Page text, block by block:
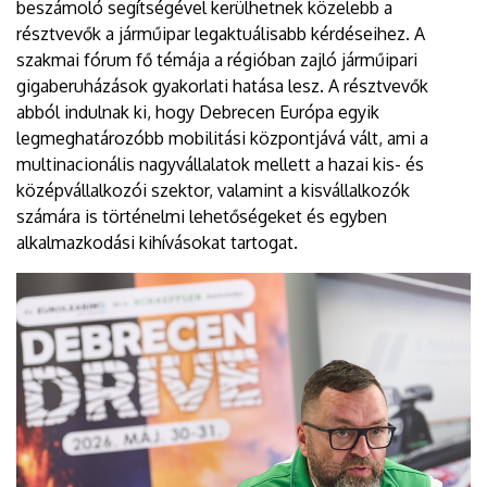
beszámoló segítségével kerülhetnek közelebb a
résztvevők a járműipar legaktuálisabb kérdéseihez. A
szakmai fórum fő témája a régióban zajló járműipari
gigaberuházások gyakorlati hatása lesz. A résztvevők
abból indulnak ki, hogy Debrecen Európa egyik
legmeghatározóbb mobilitási központjává vált, ami a
multinacionális nagyvállalatok mellett a hazai kis- és
középvállalkozói szektor, valamint a kisvállalkozók
számára is történelmi lehetőségeket és egyben
alkalmazkodási kihívásokat tartogat.